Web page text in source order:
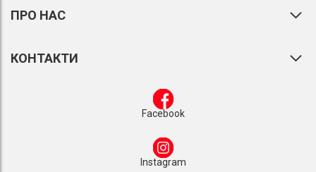
ПРО НАС
КОНТАКТИ
Facebook
Instagram